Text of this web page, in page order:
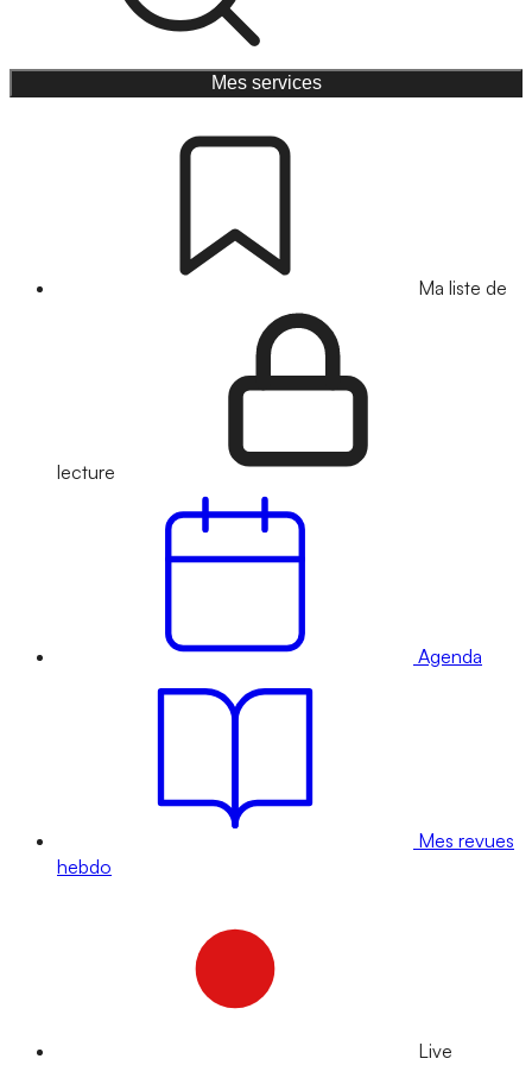
Mes services
Ma liste de
lecture
Agenda
Mes revues
hebdo
Live